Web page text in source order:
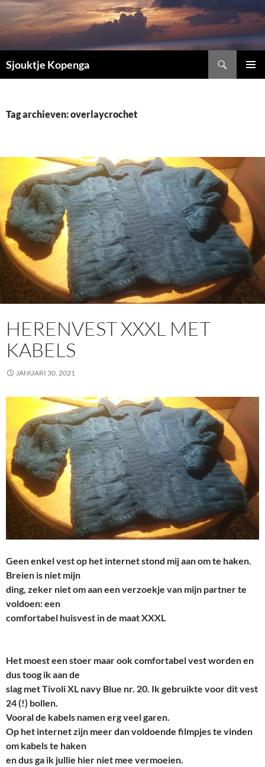
Ga
naar
de
inhoud
Sjouktje Kopenga
Tag archieven: overlaycrochet
HERENVEST XXXL MET
KABELS
JANUARI 30, 2021
Geen enkel vest op het internet stond mij aan om te haken.
Breien is niet mijn
ding, zeker niet om aan een verzoekje van mijn partner te
voldoen: een
comfortabel huisvest in de maat XXXL
Het moest een stoer maar ook comfortabel vest worden en
dus toog ik aan de
slag met Tivoli XL navy Blue nr. 20. Ik gebruikte voor dit vest
24 (!) bollen.
Vooral de kabels namen erg veel garen.
Op het internet zijn meer dan voldoende filmpjes te vinden
om kabels te haken
en dus ga ik jullie hier niet mee vermoeien.